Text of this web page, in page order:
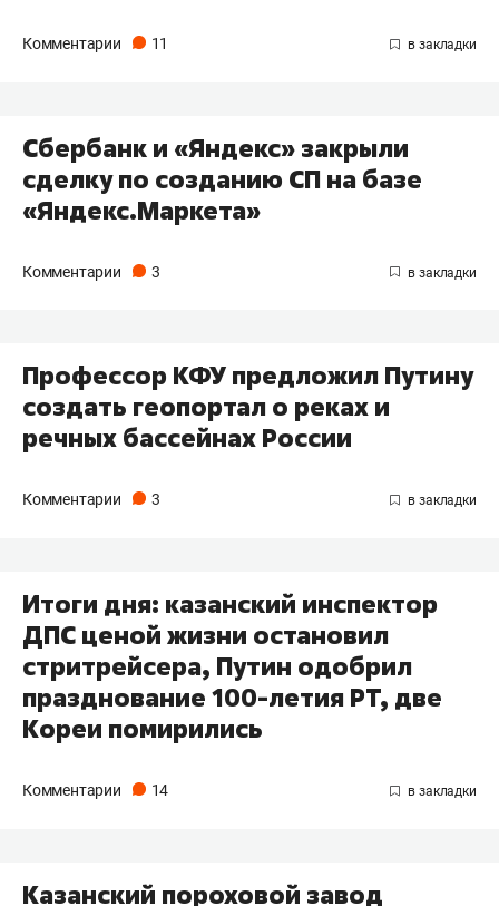
Комментарии 11
Сбербанк и «Яндекс» закрыли
сделку по созданию СП на базе
«Яндекс.Маркета»
Комментарии 3
Профессор КФУ предложил Путину
создать геопортал о реках и
речных бассейнах России
Комментарии 3
Итоги дня: казанский инспектор
ДПС ценой жизни остановил
стритрейсера, Путин одобрил
празднование 100-летия РТ, две
Кореи помирились
Комментарии 14
Казанский пороховой завод